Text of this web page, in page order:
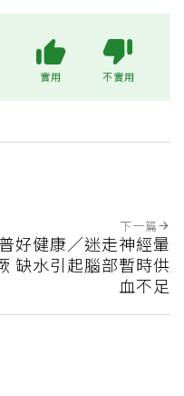
實用 不實用
下一篇
好健康／迷走神經暈
缺水引起腦部暫時供
血不足